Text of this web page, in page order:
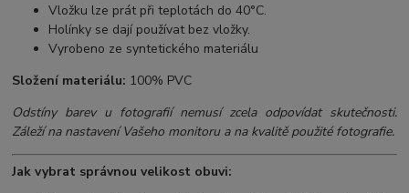
Vložku lze prát při teplotách do 40°C.
Holínky se dají používat bez vložky.
Vyrobeno ze syntetického materiálu
Složení materiálu: 100% PVC
Odstíny barev u fotografií nemusí zcela odpovídat skutečnosti.
Záleží na nastavení Vašeho monitoru a na kvalitě použité fotografie.
Jak vybrat správnou velikost obuvi: